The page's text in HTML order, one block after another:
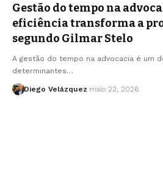
Gestão do tempo na
eficiência transforma a
segundo Gilmar Stelo
A gestão do tempo na advocacia é um
determinantes…
Diego Velázquez maio 22, 2026